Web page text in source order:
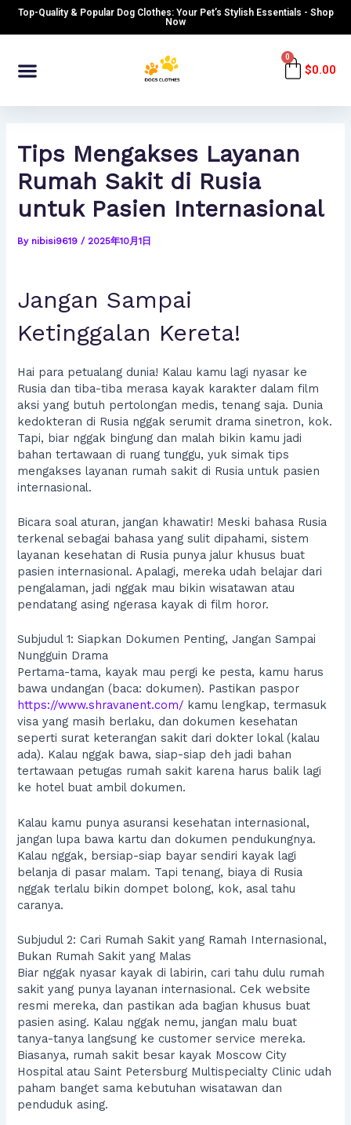
SkipTop-Quality & Popular Dog Clothes: Your Pet’s Stylish Essentials - Shop
Now
Menu $0.00
0 Cart
Tips Mengakses Layanan
Rumah Sakit di Rusia
untuk Pasien Internasional
By nibisi9619 / 2025年10月1日
Jangan Sampai
Ketinggalan Kereta!
Hai para petualang dunia! Kalau kamu lagi nyasar ke
Rusia dan tiba-tiba merasa kayak karakter dalam film
aksi yang butuh pertolongan medis, tenang saja. Dunia
kedokteran di Rusia nggak serumit drama sinetron, kok.
Tapi, biar nggak bingung dan malah bikin kamu jadi
bahan tertawaan di ruang tunggu, yuk simak tips
mengakses layanan rumah sakit di Rusia untuk pasien
internasional.
Bicara soal aturan, jangan khawatir! Meski bahasa Rusia
terkenal sebagai bahasa yang sulit dipahami, sistem
layanan kesehatan di Rusia punya jalur khusus buat
pasien internasional. Apalagi, mereka udah belajar dari
pengalaman, jadi nggak mau bikin wisatawan atau
pendatang asing ngerasa kayak di film horor.
Subjudul 1: Siapkan Dokumen Penting, Jangan Sampai
Nungguin Drama
Pertama-tama, kayak mau pergi ke pesta, kamu harus
bawa undangan (baca: dokumen). Pastikan paspor
https://www.shravanent.com/ kamu lengkap, termasuk
visa yang masih berlaku, dan dokumen kesehatan
seperti surat keterangan sakit dari dokter lokal (kalau
ada). Kalau nggak bawa, siap-siap deh jadi bahan
tertawaan petugas rumah sakit karena harus balik lagi
ke hotel buat ambil dokumen.
Kalau kamu punya asuransi kesehatan internasional,
jangan lupa bawa kartu dan dokumen pendukungnya.
Kalau nggak, bersiap-siap bayar sendiri kayak lagi
belanja di pasar malam. Tapi tenang, biaya di Rusia
nggak terlalu bikin dompet bolong, kok, asal tahu
caranya.
Subjudul 2: Cari Rumah Sakit yang Ramah Internasional,
Bukan Rumah Sakit yang Malas
Biar nggak nyasar kayak di labirin, cari tahu dulu rumah
sakit yang punya layanan internasional. Cek website
resmi mereka, dan pastikan ada bagian khusus buat
pasien asing. Kalau nggak nemu, jangan malu buat
tanya-tanya langsung ke customer service mereka.
Biasanya, rumah sakit besar kayak Moscow City
Hospital atau Saint Petersburg Multispecialty Clinic udah
paham banget sama kebutuhan wisatawan dan
penduduk asing.
Post